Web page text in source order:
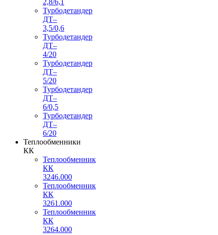
Турбодетандер
ДТ–
3,5/0,6
Турбодетандер
ДТ–
4/20
Турбодетандер
ДТ–
5/20
Турбодетандер
ДТ–
6/0,5
Турбодетандер
ДТ–
6/20
Теплообменники
КК
Теплообменник
КК
3246.000
Теплообменник
КК
3261.000
Теплообменник
КК
3264.000